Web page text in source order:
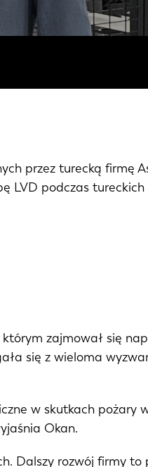
przez turecką firmę
LVD podczas
zajmował się
się z wieloma
w skutkach pożary
Okan.
Dalszy rozwój firmy to